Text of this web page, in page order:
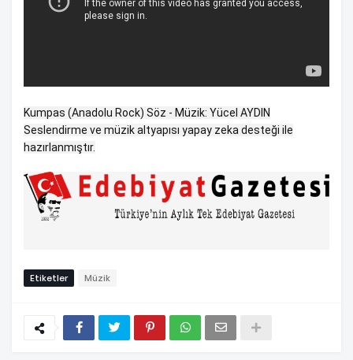
Kumpas (Anadolu Rock) Söz - Müzik: Yücel AYDIN
Seslendirme ve müzik altyapısı yapay zeka desteği ile
hazırlanmıştır.
Etiketler Müzik